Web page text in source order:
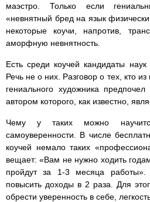
маэстро. Только если
«невнятный бред на язык
некоторые коучи, напротив,
аморфную невнятность.
Есть среди коучей кандидаты
Речь не о них. Разговор о тех, кто из
гениального художника
автором которого, как известно,
Чему у таких можно
самоуверенности. В числе
коучей немало таких
вещает: «Вам не нужно ходить
пройдут за 1-3 месяца
повысить доходы в 2 раза. Для
обрести уверенность в себе,